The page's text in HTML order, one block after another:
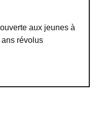
aux jeunes à
ans révolus